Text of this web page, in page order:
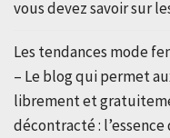
vous devez savoir sur
Les tendances mode
– Le blog qui permet
librement et
décontracté :